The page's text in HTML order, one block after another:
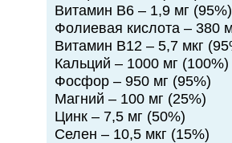
Витамин В6 – 1,9 мг (95%)
Фолиевая кислота – 380
Витамин В12 – 5,7 мкг
Кальций – 1000 мг (100%)
Фосфор – 950 мг (95%)
Магний – 100 мг (25%)
Цинк – 7,5 мг (50%)
Селен – 10,5 мкг (15%)